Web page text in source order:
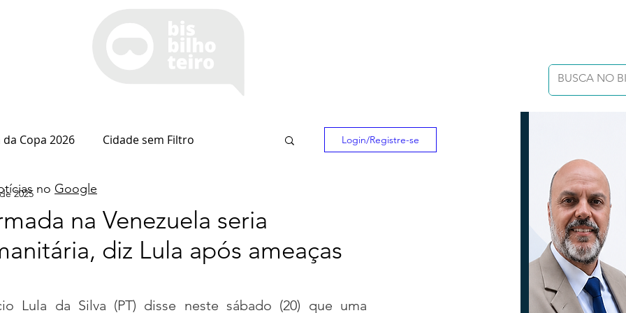
Copa 2026 Cidade sem Filtro
Espaço Itaipu
Esportes Coluna do Nolasco
(Im)pertinências Economia
Login/Registre-se
na Venezuela seria
diz Lula após ameaças
2025
Lula da Silva (PT) disse neste sábado (20) que uma
no Google